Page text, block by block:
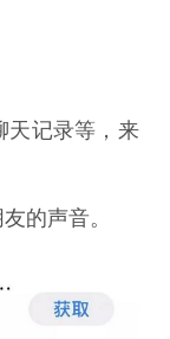
天记录等，来
的声音。